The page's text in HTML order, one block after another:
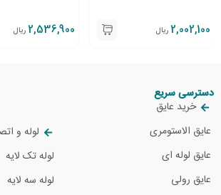
2,002,100 ریال 2,536,900 ریال
دسترسی سریع
خرید عایق
عایق الاستومری
عایق لوله ای
عایق رولی
لوله و
لوله تک لایه
لوله سه لایه